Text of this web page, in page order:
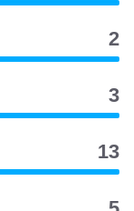
2
3
13